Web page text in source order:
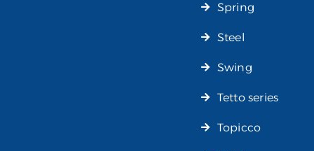
Spring
Steel
Swing
Tetto series
Topicco